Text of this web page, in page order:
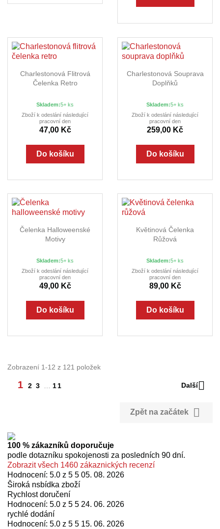
Charlestonová Flitrová
Čelenka Retro
Skladem:5+ ks
Zboží k odeslání následující
pracovní den
47,00 Kč
Do košíku
Charlestonová Souprava
Doplňků
Skladem:5+ ks
Zboží k odeslání následující
pracovní den
259,00 Kč
Do košíku
Čelenka Halloweenské
Motivy
Skladem:5+ ks
Zboží k odeslání následující
pracovní den
49,00 Kč
Do košíku
Květinová Čelenka
Růžová
Skladem:5+ ks
Zboží k odeslání následující
pracovní den
89,00 Kč
Do košíku
Zobrazení 1-12 z 121 položek
1 2 3 … 11 Další
Zpět na začátek 
100 % zákazníků doporučuje
podle dotazníku spokojenosti za posledních 90 dní.
Zobrazit všech 1460 zákaznických recenzí
Hodnocení: 5.0 z 5 5 05. 08. 2026
Široká nsbídka zboží
Rychlost doručení
Hodnocení: 5.0 z 5 5 24. 06. 2026
rychlé dodání
Hodnocení: 5.0 z 5 5 15. 06. 2026